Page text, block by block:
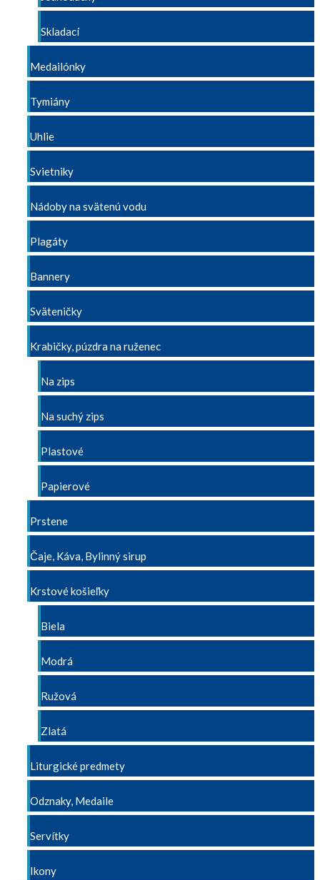
Skladací
Medailónky
Tymiány
Uhlie
Svietniky
Nádoby na svätenú vodu
Plagáty
Bannery
Sväteničky
Krabičky, púzdra na ruženec
Na zips
Na suchý zips
Plastové
Papierové
Prstene
Čaje, Káva, Bylinný sirup
Krstové košieľky
Biela
Modrá
Ružová
Zlatá
Liturgické predmety
Odznaky, Medaile
Servítky
Ikony